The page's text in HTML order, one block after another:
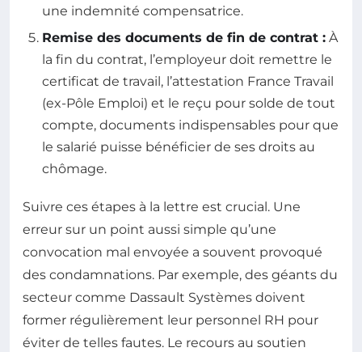
une indemnité compensatrice.
Remise des documents de fin de contrat : À
la fin du contrat, l’employeur doit remettre le
certificat de travail, l’attestation France Travail
(ex-Pôle Emploi) et le reçu pour solde de tout
compte, documents indispensables pour que
le salarié puisse bénéficier de ses droits au
chômage.
Suivre ces étapes à la lettre est crucial. Une
erreur sur un point aussi simple qu’une
convocation mal envoyée a souvent provoqué
des condamnations. Par exemple, des géants du
secteur comme Dassault Systèmes doivent
former régulièrement leur personnel RH pour
éviter de telles fautes. Le recours au soutien